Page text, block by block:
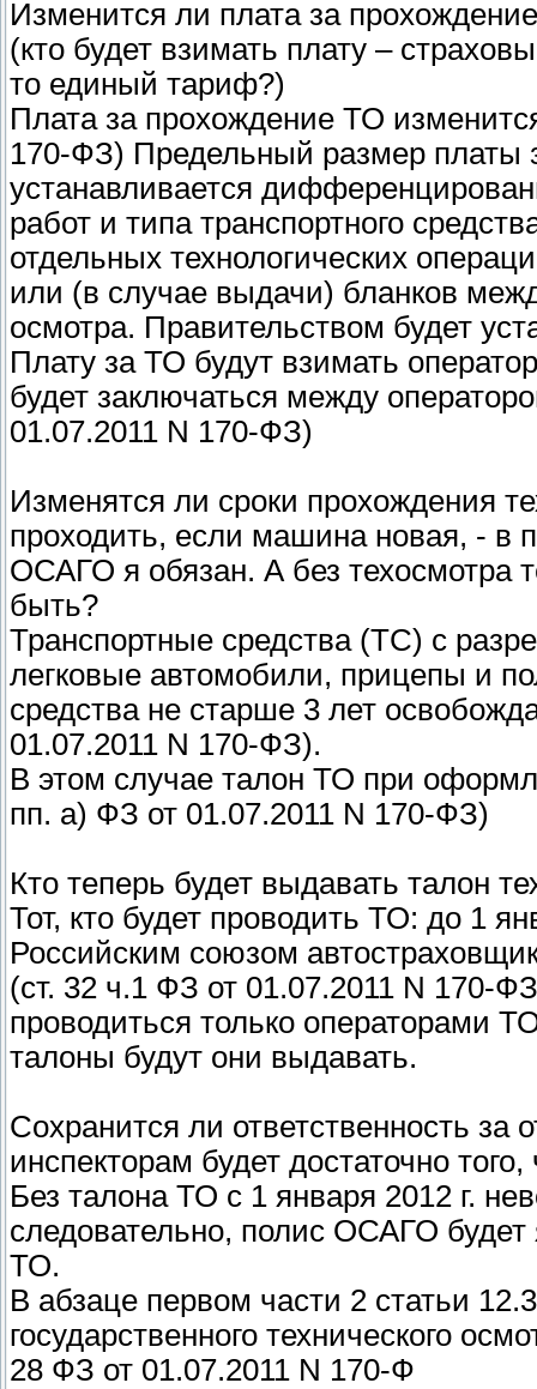
Изменится ли плата за
(кто будет взимать плату –
то единый тариф?)
Плата за прохождение ТО
170-ФЗ) Предельный размер платы
устанавливается
работ и типа транспортного
отдельных технологических
или (в случае выдачи) бланков
осмотра. Правительством будет
Плату за ТО будут взимать
будет заключаться между
01.07.2011 N 170-ФЗ)
Изменятся ли сроки прохождения
проходить, если машина новая, - в
ОСАГО я обязан. А без техосмотра
быть?
Транспортные средства (ТС) с
легковые автомобили, прицепы и
средства не старше 3 лет
01.07.2011 N 170-ФЗ).
В этом случае талон ТО при
пп. а) ФЗ от 01.07.2011 N 170-ФЗ)
Кто теперь будет выдавать талон
Тот, кто будет проводить ТО: до 1
Российским союзом
(ст. 32 ч.1 ФЗ от 01.07.2011 N 170-
проводиться только операторами
талоны будут они выдавать.
Сохранится ли ответственность за
инспекторам будет достаточно
Без талона ТО с 1 января 2012 г.
следовательно, полис ОСАГО
ТО.
В абзаце первом части 2 статьи
государственного технического
28 ФЗ от 01.07.2011 N 170-Ф